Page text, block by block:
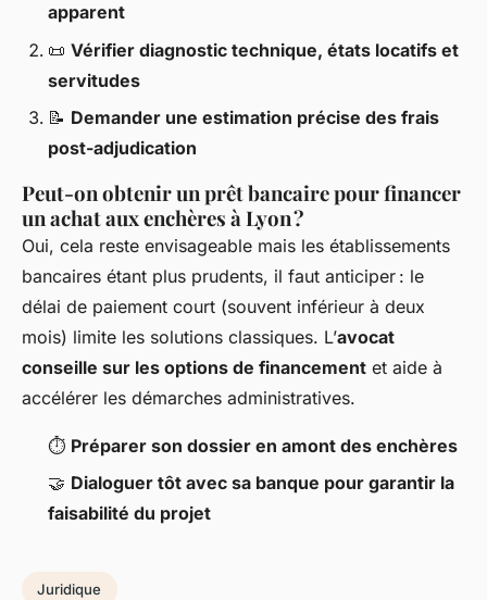
apparent
📜 Vérifier diagnostic technique, états locatifs et
servitudes
📝 Demander une estimation précise des frais
post-adjudication
Peut-on obtenir un prêt bancaire pour financer
un achat aux enchères à Lyon ?
Oui, cela reste envisageable mais les établissements
bancaires étant plus prudents, il faut anticiper : le
délai de paiement court (souvent inférieur à deux
mois) limite les solutions classiques. L’avocat
conseille sur les options de financement et aide à
accélérer les démarches administratives.
⏱️ Préparer son dossier en amont des enchères
🤝 Dialoguer tôt avec sa banque pour garantir la
faisabilité du projet
Juridique